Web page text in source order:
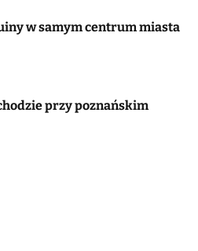
w samym centrum miasta
przy poznańskim